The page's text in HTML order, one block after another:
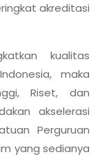
akreditasi
kualitas
maka
Riset, dan
akselerasi
Perguruan
yang sedianya